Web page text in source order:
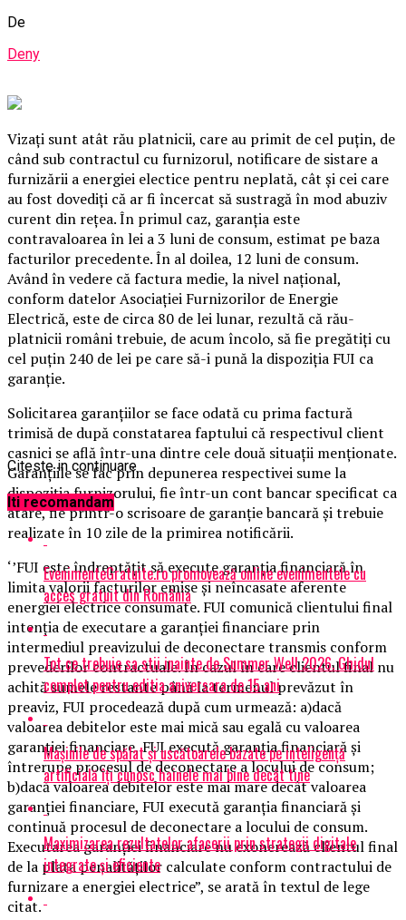
De
Deny
Vizaţi sunt atât rău platnicii, care au primit de cel puţin, de
când sub contractul cu furnizorul, notificare de sistare a
furnizării a energiei electice pentru neplată, cât şi cei care
au fost dovediţi că ar fi încercat să sustragă în mod abuziv
curent din reţea. În primul caz, garanţia este
contravaloarea în lei a 3 luni de consum, estimat pe baza
facturilor precedente. În al doilea, 12 luni de consum.
Având în vedere că factura medie, la nivel naţional,
conform datelor Asociaţiei Furnizorilor de Energie
Electrică, este de circa 80 de lei lunar, rezultă că rău-
platnicii români trebuie, de acum încolo, să fie pregătiţi cu
cel puţin 240 de lei pe care să-i pună la dispoziţia FUI ca
garanţie.
Solicitarea garanţiilor se face odată cu prima factură
trimisă de după constatarea faptului că respectivul client
casnici se află într-una dintre cele două situaţii menţionate.
Garanţiile se fac prin depunerea respectivei sume la
dispoziţia furnizorului, fie într-un cont bancar specificat ca
atare, fie printr-o scrisoare de garanţie bancară şi trebuie
realizate în 10 zile de la primirea notificării.
‘’FUI este îndreptăţit să execute garanţia financiară în
limita valorii facturilor emise şi neîncasate aferente
energiei electrice consumate. FUI comunică clientului final
intenţia de executare a garanţiei financiare prin
intermediul preavizului de deconectare transmis conform
prevederilor contractuale. În cazul în care clientul final nu
achită sumele restante până la termenul prevăzut în
preaviz, FUI procedează după cum urmează: a)dacă
valoarea debitelor este mai mică sau egală cu valoarea
garanţiei financiare, FUI execută garanţia financiară şi
întrerupe procesul de deconectare a locului de consum;
b)dacă valoarea debitelor este mai mare decât valoarea
garanţiei financiare, FUI execută garanţia financiară şi
continuă procesul de deconectare a locului de consum.
Executarea garanţiei financiare nu exonerează clientul final
de la plata penalităţilor calculate conform contractului de
furnizare a energiei electrice”, se arată în textul de lege
citat.
Citeste in continuare
Iti recomandam
EvenimenteGratuite.ro promovează online evenimentele cu
acces gratuit din România
Tot ce trebuie sa stii inainte de Summer Well 2026. Ghidul
complet pentru editia aniversara de 15 ani
Mașinile de spălat și uscătoarele bazate pe inteligență
artificială îți cunosc hainele mai bine decât tine
Maximizarea rezultatelor afacerii prin strategii digitale
integrate și eficiente